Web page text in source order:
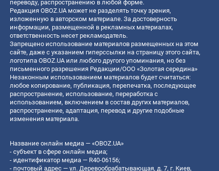
переводу, распространению в любой форме.
Редакция OBOZ.UA может не разделять точку зрения,
изложенную в авторском материале. За достоверность
информации, размещенной в рекламных материалах,
ответственность несет рекламодатель.
Запрещено использование материалов размещенных на этом
сайте, даже с указанием гиперссылки на страницу этого сайта,
логотипа OBOZ.UA или любого другого упоминания, но без
письменного разрешения Редакции/ООО «Золотая середина»
Незаконным использованием материалов будет считаться:
любое копирование, публикация, перепечатка, последующее
распространение, использование, переработка с
использованием, включением в состав других материалов,
распространение, адаптация, перевод и другие подобные
изменения материала.
Название онлайн медиа — «OBOZ.UA»
- субъект в сфере онлайн медиа;
- идентификатор медиа — R40-06156;
- почтовый адрес — ул. Деревообрабатывающая, д. 7, г. Киев,